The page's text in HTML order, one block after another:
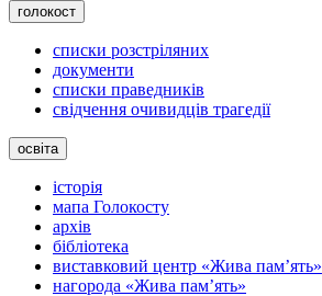
голокост
списки розстріляних
документи
списки праведників
свідчення очивидців трагедії
освіта
історія
мапа Голокосту
архів
бібліотека
виставковий центр «Жива пам’ять»
нагорода «Жива пам’ять»